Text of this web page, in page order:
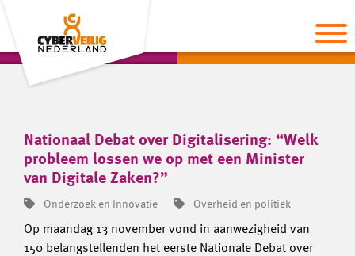
Nationaal Debat over Digitalisering: “Welk
probleem lossen we op met een Minister
van Digitale Zaken?”
Onderzoek en Innovatie Overheid en politiek
Op maandag 13 november vond in aanwezigheid van
150 belangstellenden het eerste Nationale Debat over